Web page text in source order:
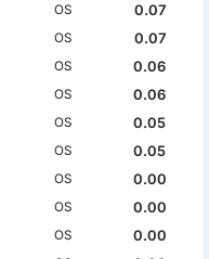
OS
0.07
OS
0.07
OS
0.06
OS
0.06
OS
0.05
OS
0.05
OS
0.00
OS
0.00
OS
0.00